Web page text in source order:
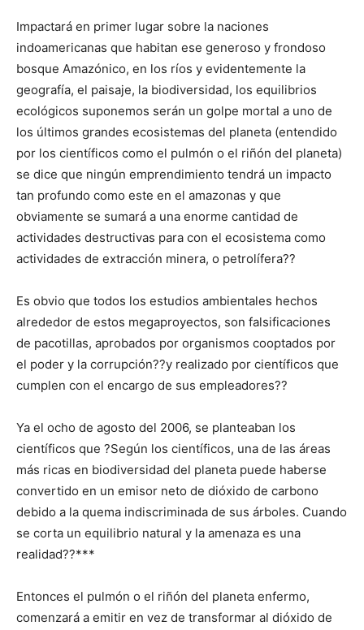
Impactará en primer lugar sobre la naciones
indoamericanas que habitan ese generoso y frondoso
bosque Amazónico, en los ríos y evidentemente la
geografía, el paisaje, la biodiversidad, los equilibrios
ecológicos suponemos serán un golpe mortal a uno de
los últimos grandes ecosistemas del planeta (entendido
por los científicos como el pulmón o el riñón del planeta)
se dice que ningún emprendimiento tendrá un impacto
tan profundo como este en el amazonas y que
obviamente se sumará a una enorme cantidad de
actividades destructivas para con el ecosistema como
actividades de extracción minera, o petrolífera??
Es obvio que todos los estudios ambientales hechos
alrededor de estos megaproyectos, son falsificaciones
de pacotillas, aprobados por organismos cooptados por
el poder y la corrupción??y realizado por científicos que
cumplen con el encargo de sus empleadores??
Ya el ocho de agosto del 2006, se planteaban los
científicos que ?Según los científicos, una de las áreas
más ricas en biodiversidad del planeta puede haberse
convertido en un emisor neto de dióxido de carbono
debido a la quema indiscriminada de sus árboles. Cuando
se corta un equilibrio natural y la amenaza es una
realidad??***
Entonces el pulmón o el riñón del planeta enfermo,
comenzará a emitir en vez de transformar al dióxido de